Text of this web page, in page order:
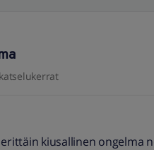
kiusallinen ongelma